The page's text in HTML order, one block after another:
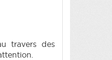
travers des